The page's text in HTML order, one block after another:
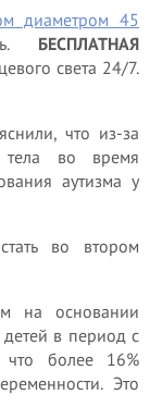
диаметром 45
БЕСПЛАТНАЯ
света 24/7.
что из-за
тела во время
аутизма у
во втором
на основании
в период с
более 16%
Это